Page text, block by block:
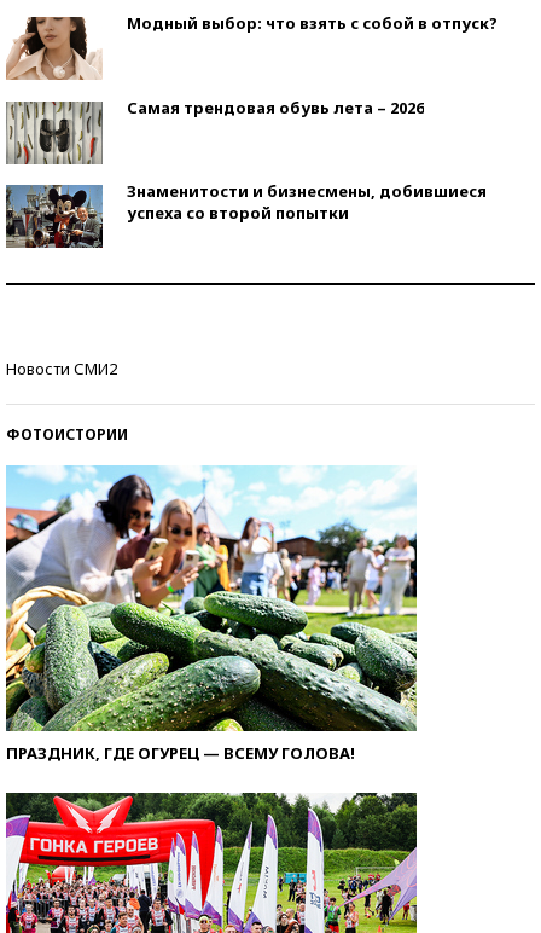
Модный выбор: что взять с собой в отпуск?
Самая трендовая обувь лета – 2026
Знаменитости и бизнесмены, добившиеся
успеха со второй попытки
Новости СМИ2
ФОТОИСТОРИИ
ПРАЗДНИК, ГДЕ ОГУРЕЦ — ВСЕМУ ГОЛОВА!